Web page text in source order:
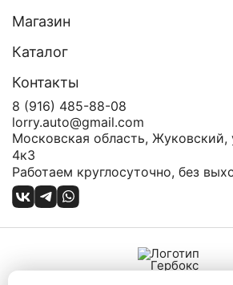
Магазин
Каталог
Контакты
8 (916) 485-88-08
lorry.auto@gmail.com
Московская область, Жуковский,
4к3
Работаем круглосуточно, без